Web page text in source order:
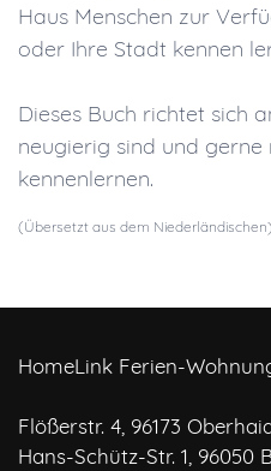
Haus Menschen zur
oder Ihre Stadt kennen
Dieses Buch richtet sich
neugierig sind und gerne
kennenlernen.
(Übersetzt aus dem Niederländischen)
HomeLink Ferien-
Flößerstr. 4, 96173
Hans-Schütz-Str. 1, 96050